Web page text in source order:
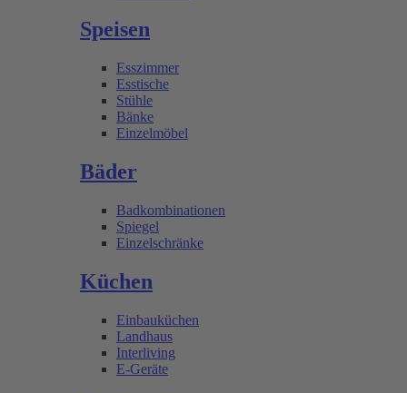
Speisen
Esszimmer
Esstische
Stühle
Bänke
Einzelmöbel
Bäder
Badkombinationen
Spiegel
Einzelschränke
Küchen
Einbauküchen
Landhaus
Interliving
E-Geräte